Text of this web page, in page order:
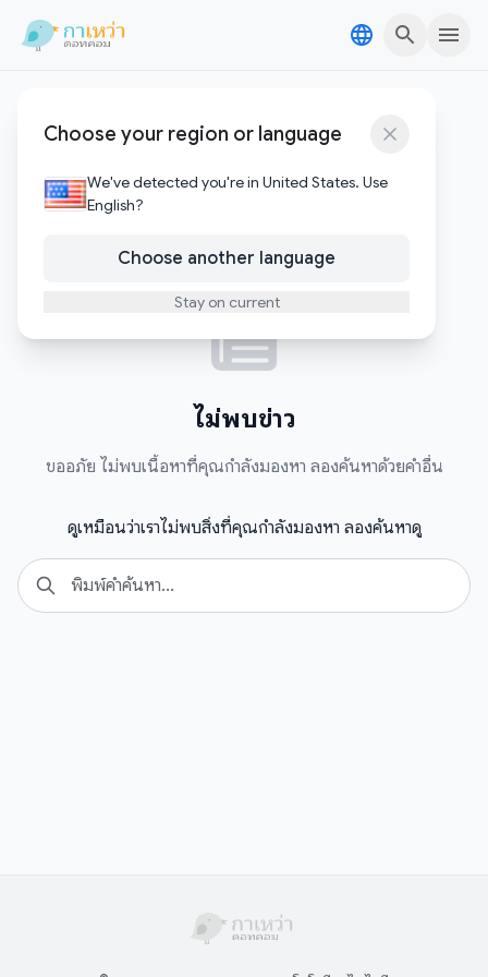
Choose your region or language
We've detected you're in United States. Use
English?
Choose another language
Stay on current
adventure
บทความ
ไม่พบข่าว
ขออภัย ไม่พบเนื้อหาที่คุณกำลังมองหา ลองค้นหาด้วยคำอื่น
ดูเหมือนว่าเราไม่พบสิ่งที่คุณกำลังมองหา ลองค้นหาดู
Search
for: